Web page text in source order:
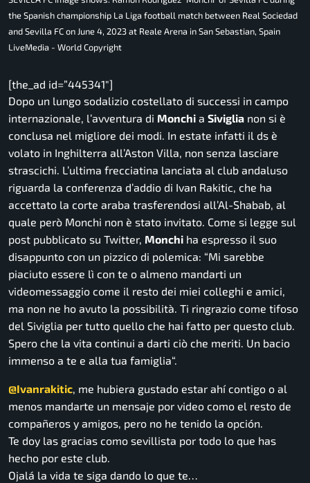
the Spanish championship La Liga football match between Real Sociedad
and Sevilla FC on June 4, 2023 at Reale Arena in San Sebastian, Spain
LiveMedia - World Copyright
[the_ad id=”445341″]
Dopo un lungo sodalizio costellato di successi in campo
internazionale, l’avventura di Monchi a Siviglia non si è
conclusa nel migliore dei modi. In estate infatti il ds è
volato in Inghilterra all’Aston Villa, non senza lasciare
strascichi. L’ultima frecciatina lanciata al club andaluso
riguarda la conferenza d’addio di Ivan Rakitic, che ha
accettato la corte araba trasferendosi all’Al-Shabab, al
quale però Monchi non è stato invitato. Come si legge sul
post pubblicato su Twitter, Monchi ha espresso il suo
disappunto con un pizzico di polemica: “Mi sarebbe
piaciuto essere lì con te o almeno mandarti un
videomessaggio come il resto dei miei colleghi e amici,
ma non ne ho avuto la possibilità. Ti ringrazio come tifoso
del Siviglia per tutto quello che hai fatto per questo club.
Spero che la vita continui a darti ciò che meriti. Un bacio
immenso a te e alla tua famiglia“.
@Ivanrakitic, me hubiera gustado estar ahí contigo o al
menos mandarte un mensaje por video como el resto de
compañeros y amigos, pero no he tenido la opción.
Te doy las gracias como sevillista por todo lo que has
hecho por este club.
Ojalá la vida te siga dando lo que te…